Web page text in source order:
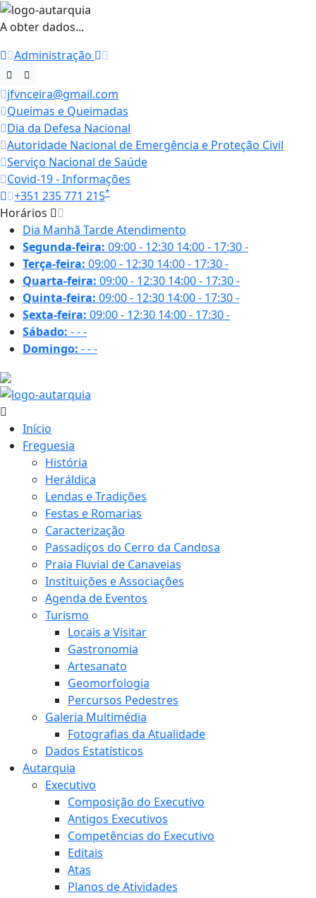
A obter dados...
Administração
jfvnceira@gmail.com
Queimas e Queimadas
Dia da Defesa Nacional
Autoridade Nacional de Emergência e Proteção Civil
Serviço Nacional de Saúde
Covid-19 - Informações
+351 235 771 215*
Horários
Dia Manhã TardeAtendimento
Segunda-feira: 09:00 - 12:30 14:00 - 17:30-
Terça-feira: 09:00 - 12:30 14:00 - 17:30-
Quarta-feira: 09:00 - 12:30 14:00 - 17:30-
Quinta-feira: 09:00 - 12:30 14:00 - 17:30-
Sexta-feira: 09:00 - 12:30 14:00 - 17:30-
Sábado: ---
Domingo: ---
Início
Freguesia
História
Heráldica
Lendas e Tradições
Festas e Romarias
Caracterização
Passadiços do Cerro da Candosa
Praia Fluvial de Canaveias
Instituições e Associações
Agenda de Eventos
Turismo
Locais a Visitar
Gastronomia
Artesanato
Geomorfologia
Percursos Pedestres
Galeria Multimédia
Fotografias da Atualidade
Dados Estatísticos
Autarquia
Executivo
Composição do Executivo
Antigos Executivos
Competências do Executivo
Editais
Atas
Planos de Atividades